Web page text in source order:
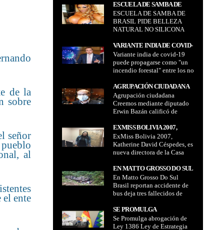
de la
sobre
señor
al
ente
ESCUELA DE SAMBA DE
BRASIL PIDE BELLEZA
NATURAL NO SILICONA
ESCUELA DE SAMBA DE
BRASIL PIDE BELLEZA
NATURAL NO SILICONA
VARIANTE INDIA DE COVID-
19 PUEDE PROPAGARSE
COMO "UN INCENDIO
FORESTAL" ENTRE LOS NO
VACUNADOS LO DIJO
SECRETARIO BRITÁNICO
DE SALUD MATT HANCOCK
Variante india de covid-19
puede propagarse como "un
incendio forestal" entre los no
británico de Salud Matt
Hancock
AGRUPACIÓN CIUDADANA
CREEMOS MEDIANTE
DIPUTADO ERWIN BAZÁN
CALIFICÓ DE "NEFASTA" Y
ADMINISTRACIÓN DE
JEANINE ÁÑEZ
Agrupación ciudadana
Creemos mediante diputado
Erwin Bazán calificó de
administración de Jeanine
Áñez
EXMISS BOLIVIA 2007,
KATHERINE DAVID
CÉSPEDES, ES NUEVA
DIRECTORA DE LA CASA
DE SAN IGNACIO DE
VELASCO LUEGO DE SER
DESTITUIDA POR LUIS
FERNANDO CAMACHO
ExMiss Bolivia 2007,
Katherine David Céspedes, es
nueva directora de la Casa
Ignacio de Velasco luego de
ser destituida por Luis
Fernando Camacho
EN MATTO GROSSO DO SUL
BRASIL REPORTAN
ACCIDENTE DE BUS DEJA
TRES FALLECIDOS DE
BOLIVIANA
En Matto Grosso Do Sul
Brasil reportan accidente de
bus deja tres fallecidos de
SE PROMULGA
ABROGACIÓN DE LEY 1386
LEY DE ESTRATEGIA
Se Promulga abrogación de
Ley 1386 Ley de Estrategia